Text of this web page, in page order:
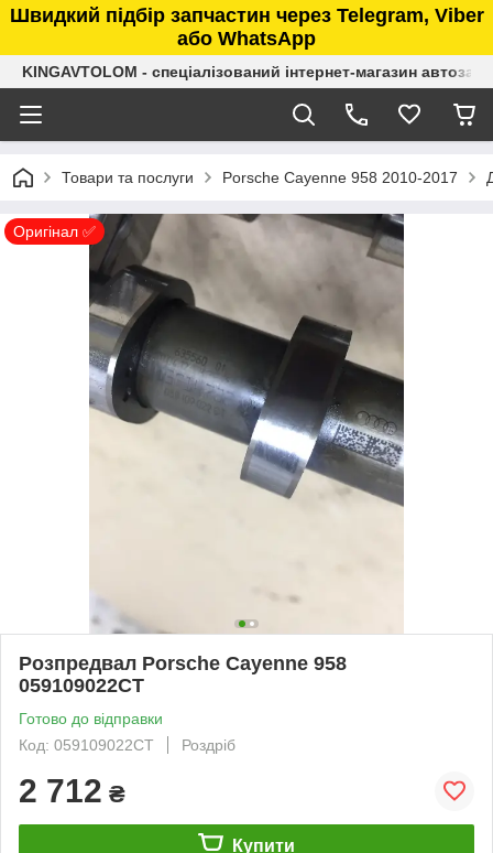
Швидкий підбір запчастин через Telegram, Viber
або WhatsApp
KINGAVTOLOM - спеціалізований інтернет-магазин
Товари та послуги Porsche Cayenne 958 2010-2017
Оригінал ✅
Розпредвал Porsche Cayenne 958
059109022CT
Готово до відправки
Код: 059109022CT
Роздріб
2 712 ₴
Купити